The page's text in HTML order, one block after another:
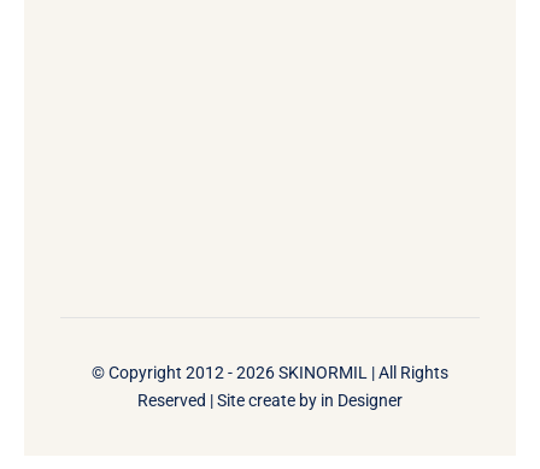
© Copyright 2012 - 2026 SKINORMIL | All Rights
Reserved | Site create by in Designer